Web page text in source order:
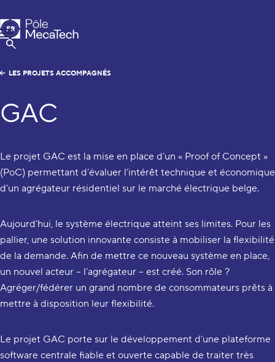
Pôle MecaTech
Menu
Afficher la Recherche
FR
EN
LES PROJETS ACCOMPAGNÉS
GAC
Le projet GAC est la mise en place d’un « Proof of Concept »
(PoC) permettant d’évaluer l’intérêt technique et économique
d’un agrégateur résidentiel sur le marché électrique belge.
Aujourd’hui, le système électrique atteint ses limites. Pour les
pallier, une solution innovante consiste à mobiliser la flexibilité
de la demande. Afin de mettre ce nouveau système en place,
un nouvel acteur – l’agrégateur – est créé. Son rôle ?
Agréger/fédérer un grand nombre de consommateurs prêts à
mettre à disposition leur flexibilité.
Le projet GAC porte sur le développement d’une plateforme
software centrale fiable et ouverte capable de traiter très